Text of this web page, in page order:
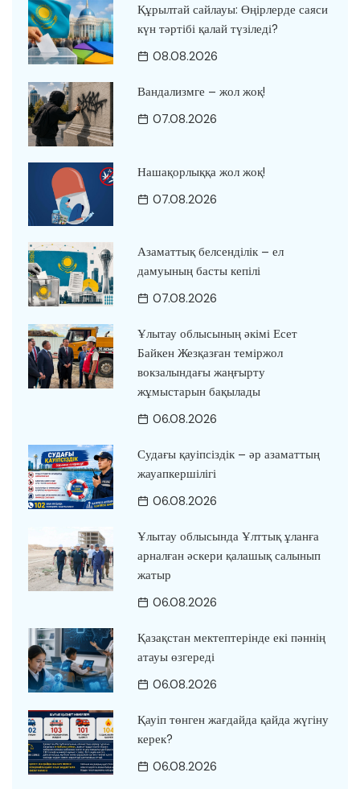
Құрылтай сайлауы: Өңірлерде саяси
күн тәртібі қалай түзіледі?
08.08.2026
Вандализмге – жол жоқ!
07.08.2026
Нашақорлыққа жол жоқ!
07.08.2026
Азаматтық белсенділік – ел
дамуының басты кепілі
07.08.2026
Ұлытау облысының әкімі Есет
Байкен Жезқазған теміржол
вокзалындағы жаңғырту
жұмыстарын бақылады
06.08.2026
Судағы қауіпсіздік – әр азаматтың
жауапкершілігі
06.08.2026
Ұлытау облысында Ұлттық ұланға
арналған әскери қалашық салынып
жатыр
06.08.2026
Қазақстан мектептерінде екі пәннің
атауы өзгереді
06.08.2026
Қауіп төнген жағдайда қайда жүгіну
керек?
06.08.2026